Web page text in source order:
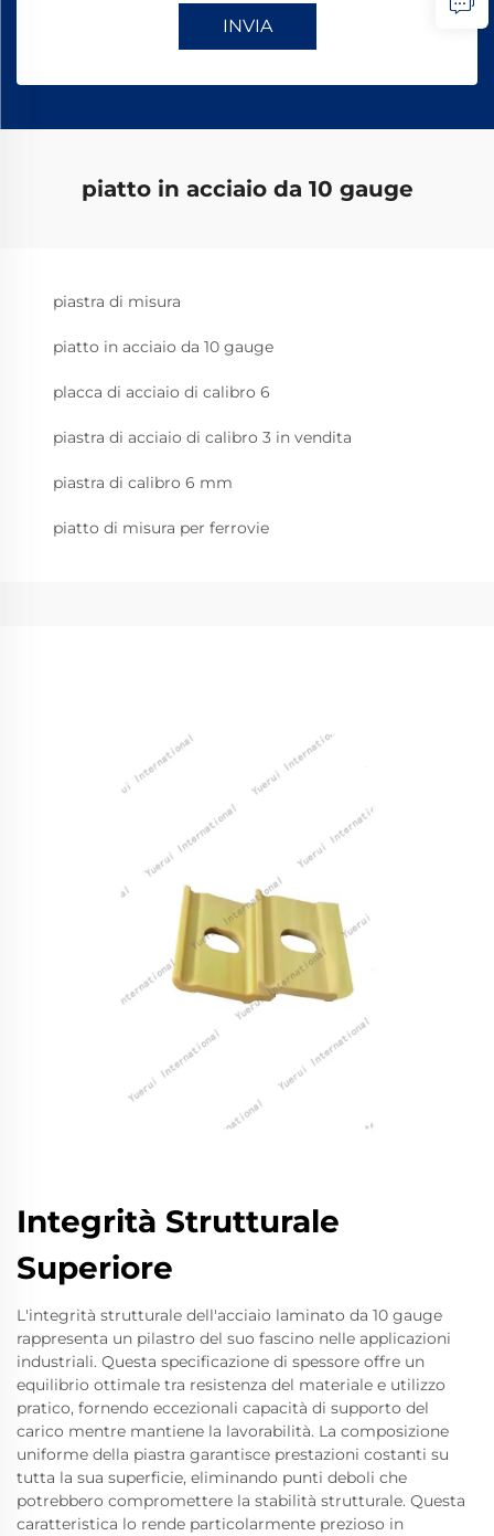
INVIA
piatto in acciaio da 10 gauge
piastra di misura
piatto in acciaio da 10 gauge
placca di acciaio di calibro 6
piastra di acciaio di calibro 3 in vendita
piastra di calibro 6 mm
piatto di misura per ferrovie
Integrità Strutturale
Superiore
L'integrità strutturale dell'acciaio laminato da 10 gauge
rappresenta un pilastro del suo fascino nelle applicazioni
industriali. Questa specificazione di spessore offre un
equilibrio ottimale tra resistenza del materiale e utilizzo
pratico, fornendo eccezionali capacità di supporto del
carico mentre mantiene la lavorabilità. La composizione
uniforme della piastra garantisce prestazioni costanti su
tutta la sua superficie, eliminando punti deboli che
potrebbero compromettere la stabilità strutturale. Questa
caratteristica lo rende particolarmente prezioso in